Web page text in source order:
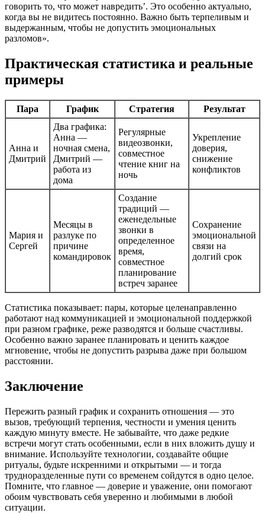
говорить то, что может навредить’. Это особенно актуально,
когда вы не видитесь постоянно. Важно быть терпеливым и
выдержанным, чтобы не допустить эмоциональных
разломов».
Практическая статистика и реальные
примеры
Пара График Стратегия Результат
Анна и
Дмитрий
Два графика:
Анна —
ночная смена,
Дмитрий —
работа из
дома
Регулярные
видеозвонки,
совместное
чтение книг на
ночь
Укрепление
доверия,
снижение
конфликтов
Мария и
Сергей
Месяцы в
разлуке по
причине
командировок
Создание
традиций —
еженедельные
звонки в
определенное
время,
совместное
планирование
встреч заранее
Сохранение
эмоциональной
связи на
долгий срок
Статистика показывает: пары, которые целенаправленно
работают над коммуникацией и эмоциональной поддержкой
при разном графике, реже разводятся и больше счастливы.
Особенно важно заранее планировать и ценить каждое
мгновение, чтобы не допустить разрыва даже при большом
расстоянии.
Заключение
Пережить разный график и сохранить отношения — это
вызов, требующий терпения, честности и умения ценить
каждую минуту вместе. Не забывайте, что даже редкие
встречи могут стать особенными, если в них вложить душу и
внимание. Используйте технологии, создавайте общие
ритуалы, будьте искренними и открытыми — и тогда
трудноразделенные пути со временем сойдутся в одно целое.
Помните, что главное — доверие и уважение, они помогают
обоим чувствовать себя уверенно и любимыми в любой
ситуации.